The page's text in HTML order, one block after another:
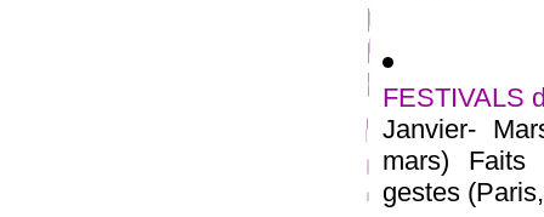
FESTIVALS
Janvier-
mars) Faits
gestes